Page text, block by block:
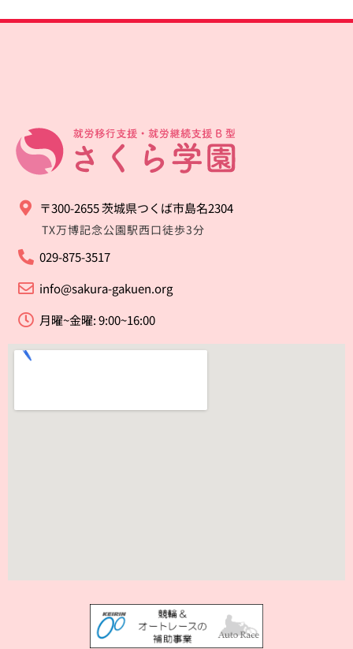
〒300-2655 茨城県つくば市島名2304
TX万博記念公園駅西口徒歩3分
029-875-3517
info@sakura-gakuen.org
月曜~金曜: 9:00~16:00